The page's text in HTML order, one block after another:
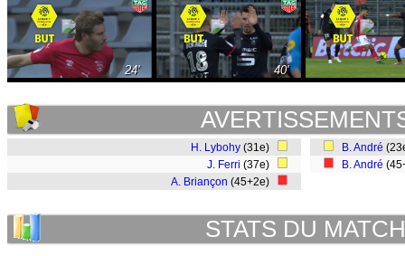
24' 40'
H. Lybohy (31e)
J. Ferri (37e)
A. Briançon (45+2e)
B. André
B. André
STATS DU MATCH